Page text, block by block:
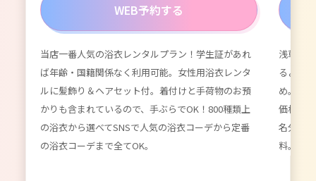
WEB予約する
当店一番人気の浴衣レンタルプラン！学生証があれ
ば年齢・国籍関係なく利用可能。女性用浴衣レンタ
ルに髪飾り＆ヘアセット付。着付けと手荷物のお預
かりも含まれているので、手ぶらでOK！800種類上
の浴衣から選べてSNSで人気の浴衣コーデから定番
の浴衣コーデまで全てOK。
浅草浴
るより
め。数
価格。
名分の
料。か